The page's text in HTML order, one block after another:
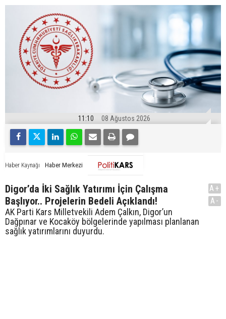
11:10 08 Ağustos 2026
Haber Kaynağı Haber Merkezi
Digor’da İki Sağlık Yatırımı İçin Çalışma
Başlıyor.. Projelerin Bedeli Açıklandı!
AK Parti Kars Milletvekili Adem Çalkın, Digor’un
Dağpınar ve Kocaköy bölgelerinde yapılması planlanan
sağlık yatırımlarını duyurdu.
A+
A-